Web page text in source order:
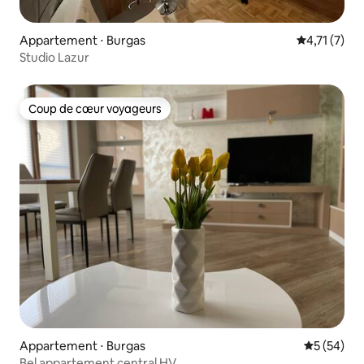
Appartement ⋅ Burgas Évaluation
4,71 (7)
Studio Lazur
Coup de cœur voyageurs
Coup de cœur voyageurs
Appartement ⋅ Burgas
5 (54)